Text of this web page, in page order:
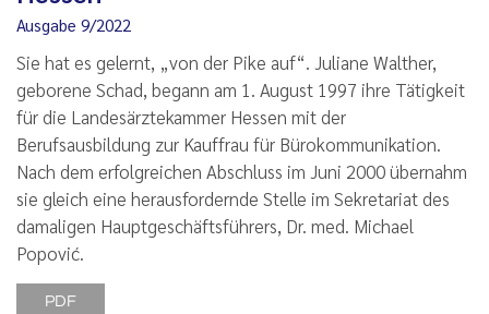
Ausgabe 9/2022
Sie hat es gelernt, „von der Pike auf“. Juliane Walther,
geborene Schad, begann am 1. August 1997 ihre Tätigkeit
für die Landesärztekammer Hessen mit der
Berufsausbildung zur Kauffrau für Bürokommunikation.
Nach dem erfolgreichen Abschluss im Juni 2000 übernahm
sie gleich eine herausfordernde Stelle im Sekretariat des
damaligen Hauptgeschäftsführers, Dr. med. Michael
Popović.
PDF